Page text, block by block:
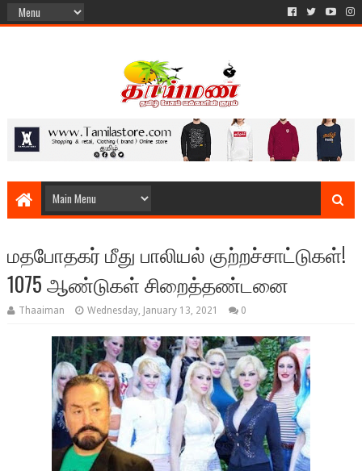
மதபோதகர் மீது பாலியல் குற்றச்சாட்டுகள்!
1075 ஆண்டுகள் சிறைத்தண்டனை
Thaaiman Wednesday, January 13, 2021 0